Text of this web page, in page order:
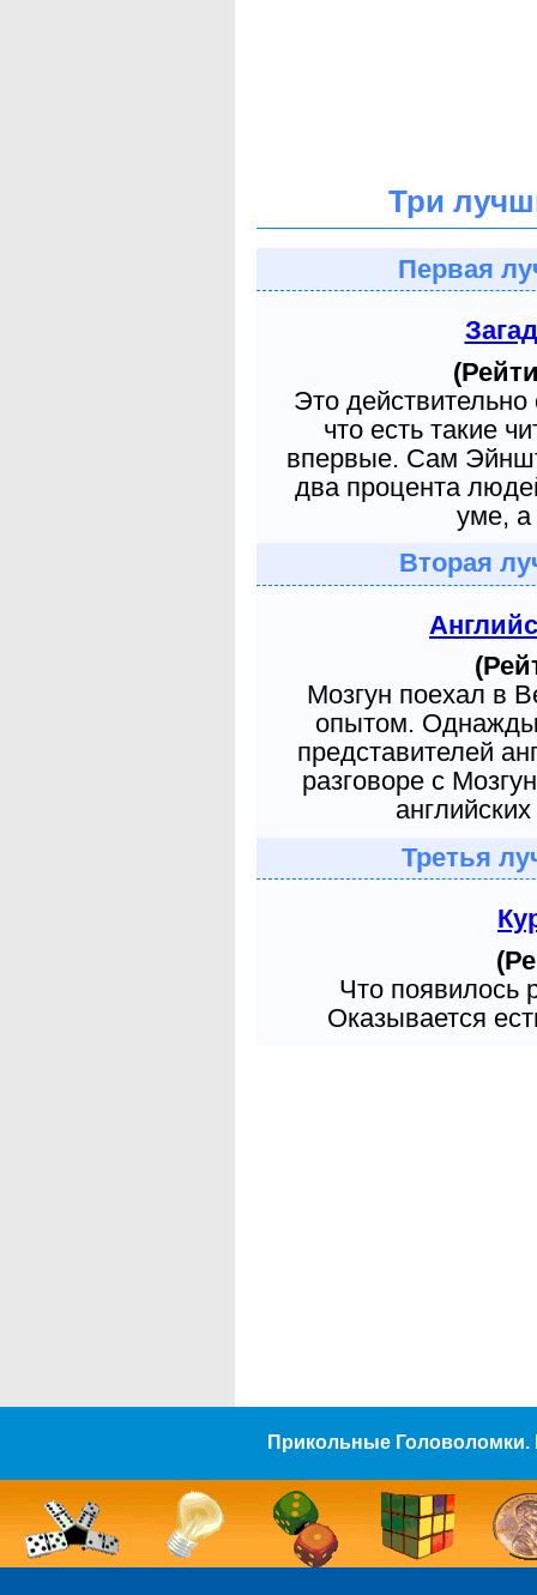
Три
Первая
Это
что есть такие
впервые. Сам
два процента
уме, а
Вторая
Мозгун поехал в
опытом. Однажды
представителей
разговоре с
Третья
Что появилось
Оказывается
Прикольные